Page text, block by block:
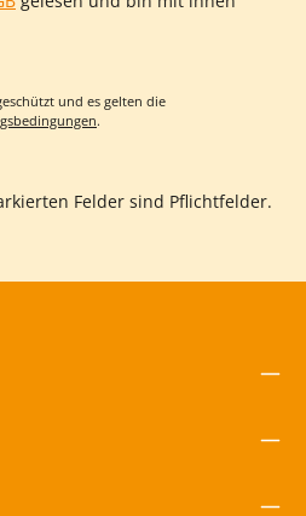
und es gelten die
.
Felder sind Pflichtfelder.